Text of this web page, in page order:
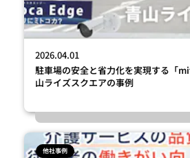
2026.04.01
駐車場の安全と省力化を実現する「
山ライズスクエアの事例
他社事例